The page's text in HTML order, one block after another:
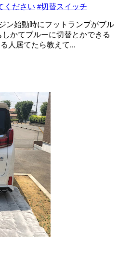
ください #切替スイッチ
ン始動時にフットランプがブル
かてブルーに切替とかできる
人居てたら教えて...